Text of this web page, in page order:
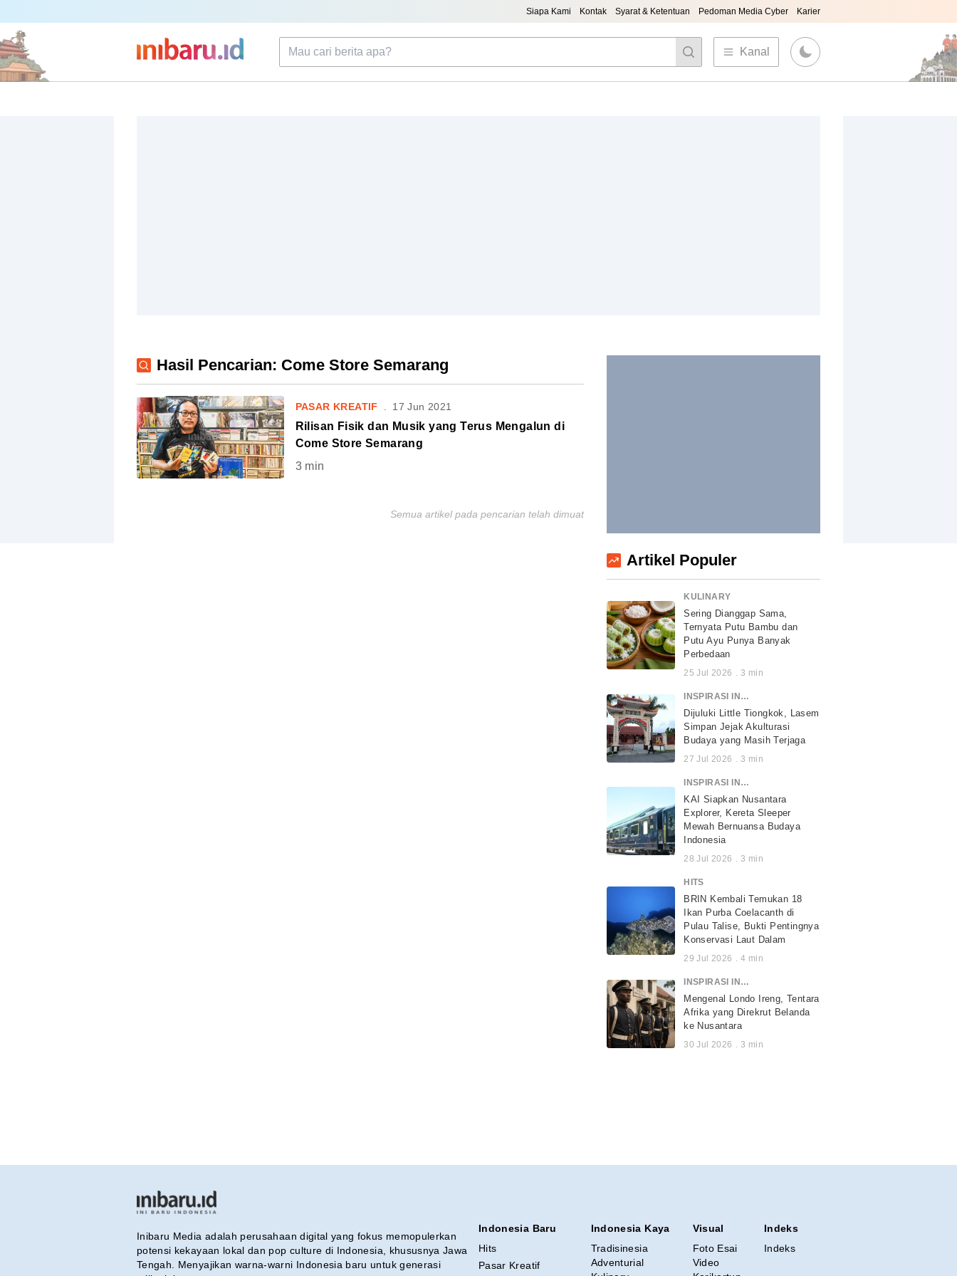
Siapa Kami Kontak Syarat & Ketentuan Pedoman Media Cyber Karier
Kanal
Hasil Pencarian: Come Store Semarang
PASAR KREATIF 17 Jun 2021
Rilisan Fisik dan Musik yang Terus Mengalun di
Come Store Semarang
3min
Semua artikel pada pencarian telah dimuat
Artikel Populer
KULINARY
Sering Dianggap Sama,
Ternyata Putu Bambu dan
Putu Ayu Punya Banyak
Perbedaan
25 Jul 2026 . 3 min
INSPIRASI INDONESIA
Dijuluki Little Tiongkok, Lasem
Simpan Jejak Akulturasi
Budaya yang Masih Terjaga
27 Jul 2026 . 3 min
INSPIRASI INDONESIA
KAI Siapkan Nusantara
Explorer, Kereta Sleeper
Mewah Bernuansa Budaya
Indonesia
28 Jul 2026 . 3 min
HITS
BRIN Kembali Temukan 18
Ikan Purba Coelacanth di
Pulau Talise, Bukti Pentingnya
Konservasi Laut Dalam
29 Jul 2026 . 4 min
INSPIRASI INDONESIA
Mengenal Londo Ireng, Tentara
Afrika yang Direkrut Belanda
ke Nusantara
30 Jul 2026 . 3 min
Inibaru Media adalah perusahaan digital yang fokus memopulerkan
potensi kekayaan lokal dan pop culture di Indonesia, khususnya Jawa
Tengah. Menyajikan warna-warni Indonesia baru untuk generasi
Indonesia Baru
Hits
Pasar Kreatif
Indonesia Kaya
Tradisinesia
Adventurial
Visual
Foto Esai
Video
Indeks
Indeks